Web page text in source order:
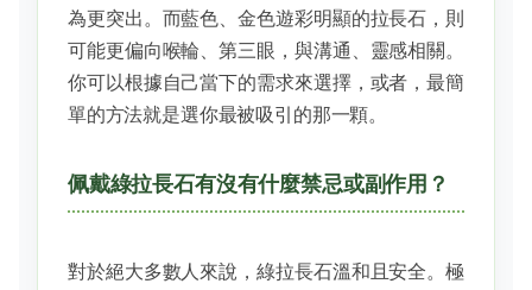
為更突出。而藍色、金色遊彩明顯的拉長石，則
可能更偏向喉輪、第三眼，與溝通、靈感相關。
你可以根據自己當下的需求來選擇，或者，最簡
單的方法就是選你最被吸引的那一顆。
佩戴綠拉長石有沒有什麼禁忌或副作用？
對於絕大多數人來說，綠拉長石溫和且安全。極